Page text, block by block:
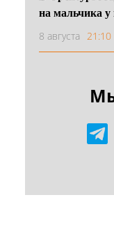
на мальчика у
8 августа 21:10